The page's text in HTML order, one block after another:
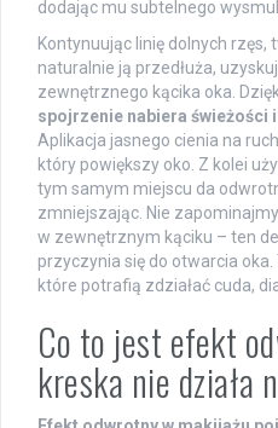
dodając mu subtelnego
Kontynuując linię dolnych rzęs,
naturalnie ją przedłuża,
zewnętrznego kącika oka.
spojrzenie nabiera świeżości
Aplikacja jasnego cienia na
który powiększy oko. Z kolei
tym samym miejscu da
zmniejszając. Nie
w zewnętrznym kąciku – ten
przyczynia się do otwarcia
które potrafią zdziałać cuda,
Co to jest efekt
kreska nie działa